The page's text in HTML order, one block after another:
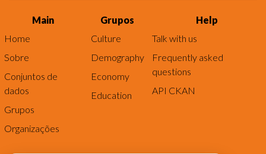
Main
Home
Sobre
Conjuntos de
dados
Grupos
Organizações
Grupos
Culture
Demography
Economy
Education
Help
Talk with us
Frequently asked
questions
API CKAN